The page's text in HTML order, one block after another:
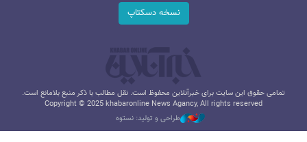
نسخه دسکتاپ
تمامی حقوق این سایت برای خبرآنلاین محفوظ است. نقل مطالب با ذکر منبع بلامانع است.
Copyright © 2025 khabaronline News Agancy, All rights reserved
طراحی و تولید: نستوه